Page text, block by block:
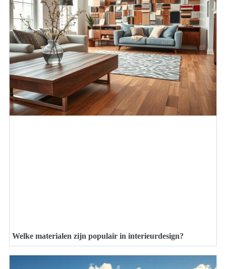
Welke materialen zijn populair in interieurdesign?